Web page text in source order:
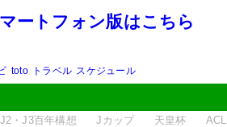
ートフォン版はこちら
toto トラベル スケジュール
J2・J3百年構想 Jカップ 天皇杯 ACL